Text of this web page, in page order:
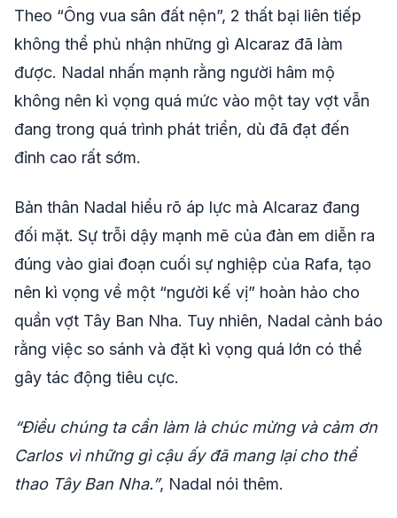
Theo “Ông vua sân đất nện”, 2 thất bại liên tiếp
không thể phủ nhận những gì Alcaraz đã làm
được. Nadal nhấn mạnh rằng người hâm mộ
không nên kì vọng quá mức vào một tay vợt vẫn
đang trong quá trình phát triển, dù đã đạt đến
đỉnh cao rất sớm.
Bản thân Nadal hiểu rõ áp lực mà Alcaraz đang
đối mặt. Sự trỗi dậy mạnh mẽ của đàn em diễn ra
đúng vào giai đoạn cuối sự nghiệp của Rafa, tạo
nên kì vọng về một “người kế vị” hoàn hảo cho
quần vợt Tây Ban Nha. Tuy nhiên, Nadal cảnh báo
rằng việc so sánh và đặt kì vọng quá lớn có thể
gây tác động tiêu cực.
“Điều chúng ta cần làm là chúc mừng và cảm ơn
Carlos vì những gì cậu ấy đã mang lại cho thể
thao Tây Ban Nha.”, Nadal nói thêm.